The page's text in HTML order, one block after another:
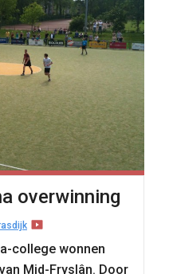
overwinning
college wonnen
Mid-Fryslân. Door